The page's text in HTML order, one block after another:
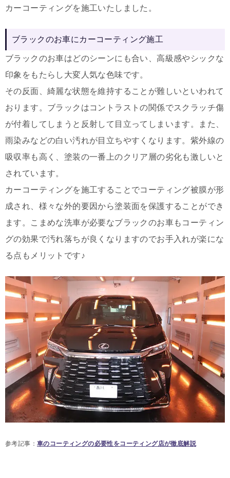
カーコーティングを施工いたしました。
ブラックのお車にカーコーティング施工
ブラックのお車はどのシーンにも合い、高級感やシックな
印象をもたらし大変人気な色味です。
その反面、綺麗な状態を維持することが難しいといわれて
おります。ブラックはコントラストの関係でスクラッチ傷
が付着してしまうと反射して目立ってしまいます。また、
雨染みなどの白い汚れが目立ちやすくなります。紫外線の
吸収率も高く、塗装の一番上のクリア層の劣化も激しいと
されています。
カーコーティングを施工することでコーティング被膜が形
成され、様々な外的要因から塗装面を保護することができ
ます。こまめな洗車が必要なブラックのお車もコーティン
グの効果で汚れ落ちが良くなりますのでお手入れが楽にな
る点もメリットです♪
参考記事： 車のコーティングの必要性をコーティング店が徹底解説